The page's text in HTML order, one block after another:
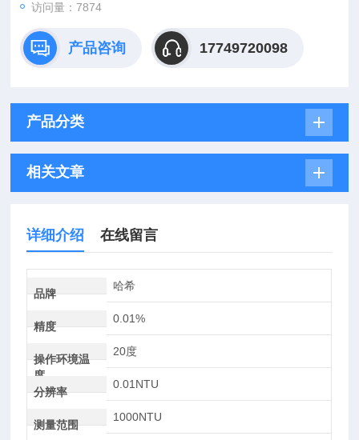
访问量：7874
产品咨询 17749720098
产品分类
相关文章
详细介绍 在线留言
品牌
哈希
精度
0.01%
操作环境温
度
20度
分辨率
0.01NTU
测量范围
1000NTU